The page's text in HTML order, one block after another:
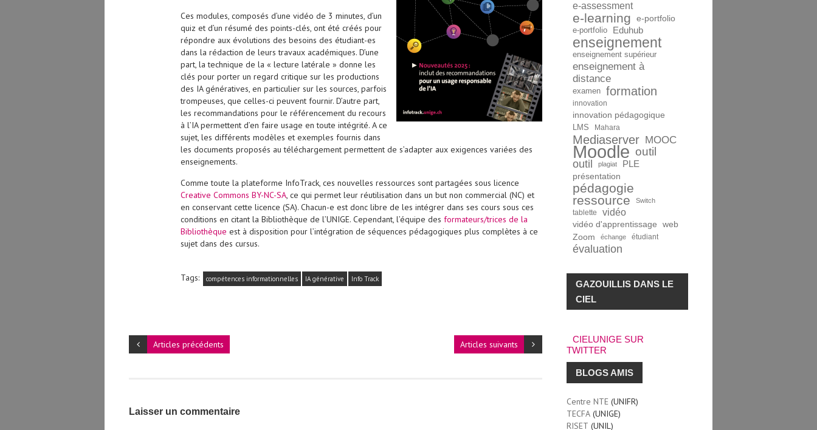
Ces modules, composés d’une vidéo de 3 minutes, d’un
quiz et d’un résumé des points-clés, ont été créés pour
répondre aux évolutions des besoins des étudiant-es
dans la rédaction de leurs travaux académiques. D’une
part, la technique de la « lecture latérale » donne les
clés pour porter un regard critique sur les productions
des IA génératives, en particulier sur les sources, parfois
trompeuses, que celles-ci peuvent fournir. D’autre part,
les recommandations pour le référencement du recours
à l’IA permettent d’en faire usage en toute intégrité. A ce
sujet, les différents modèles et exemples fournis dans
les documents proposés au téléchargement permettent de s’adapter aux exigences variées des
enseignements.
Comme toute la plateforme InfoTrack, ces nouvelles ressources sont partagées sous licence
Creative Commons BY-NC-SA, ce qui permet leur réutilisation dans un but non commercial (NC) et
en conservant cette licence (SA). Chacun-e est donc libre de les intégrer dans ses cours sous ces
conditions en citant la Bibliothèque de l’UNIGE. Cependant, l’équipe des formateurs/trices de la
Bibliothèque est à disposition pour l’intégration de séquences pédagogiques plus complètes à ce
sujet dans des cursus.
Tags: compétences informationnelles IA générative Info Track
Articles suivants
Articles précédents
Laisser un commentaire
e-assessment
e-learning e-portfolio
e-portfolio Eduhub
enseignement
enseignement supérieur
enseignement à
distance
examen formation
innovation
innovation pédagogique
LMS Mahara
Mediaserver MOOC
Moodle outil
outil plagiat PLE
présentation
pédagogie
ressource
Switch
tablette vidéo
vidéo d'apprentissage web
Zoom échange étudiant
évaluation
GAZOUILLIS DANS LE
CIEL
CIELUNIGE SUR
TWITTER
BLOGS AMIS
Centre NTE (UNIFR)
TECFA (UNIGE)
RISET (UNIL)